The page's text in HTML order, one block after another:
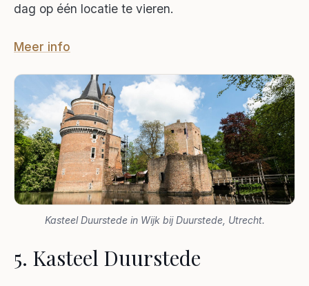
dag op één locatie te vieren.
Meer info
Kasteel Duurstede in Wijk bij Duurstede, Utrecht.
5. Kasteel Duurstede